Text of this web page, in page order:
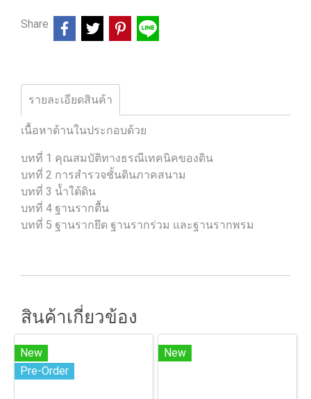
Share
รายละเอียดสินค้า
เนื้อหาด้านในประกอบด้วย
บทที่ 1 คุณสมบัติทางธรณีเทคนิคของดิน
บทที่ 2 การสำรวจชั้นดินภาคสนาม
บทที่ 3 น้ำใต้ดิน
บทที่ 4 ฐานรากตื้น
บทที่ 5 ฐานรากยึด ฐานรากร่วม และฐานรากพรม
สินค้าเกี่ยวข้อง
New
Pre-Order
New